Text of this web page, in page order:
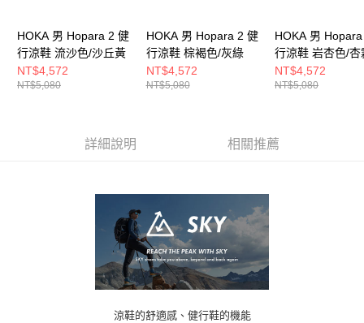
HOKA 男 Hopara 2 健
行涼鞋 流沙色/沙丘黃
NT$4,572
NT$5,080
HOKA 男 Hopara 2 健
行涼鞋 棕褐色/灰綠
NT$4,572
NT$5,080
HOKA 男
行涼鞋 岩杏色/杏
NT$4,572
NT$5,080
詳細說明 相關推薦
涼鞋的舒適感、健行鞋的機能